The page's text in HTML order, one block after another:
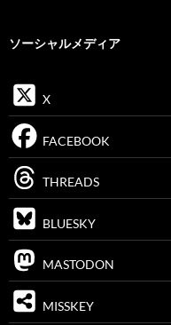
ソーシャルメディア
X
FACEBOOK
THREADS
BLUESKY
MASTODON
MISSKEY